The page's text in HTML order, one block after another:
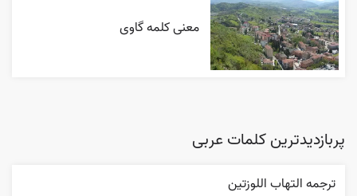
معنی کلمه گاوی
پربازدیدترین کلمات عربی
ترجمه التهاب اللوزتين